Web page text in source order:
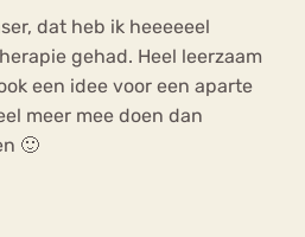
dat heb ik heeeeeel
gehad. Heel leerzaam
een idee voor een aparte
meer mee doen dan
🙂